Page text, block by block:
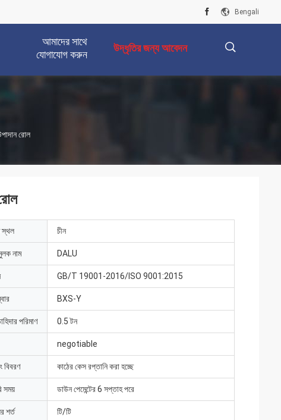
Bengali
আমাদের সাথে
যোগাযোগ করুন
উদ্ধৃতির জন্য আবেদন
রোল
স্থল চীন
নাম DALU
GB/T 19001-2016/ISO 9001:2015
BXS-Y
পরিমাণ 0.5 টন
negotiable
বিবরণ কাঠের কেস রপ্তানি করা হচ্ছে
সময় ডাউন পেমেন্টের 6 সপ্তাহ পরে
শর্ত টি/টি